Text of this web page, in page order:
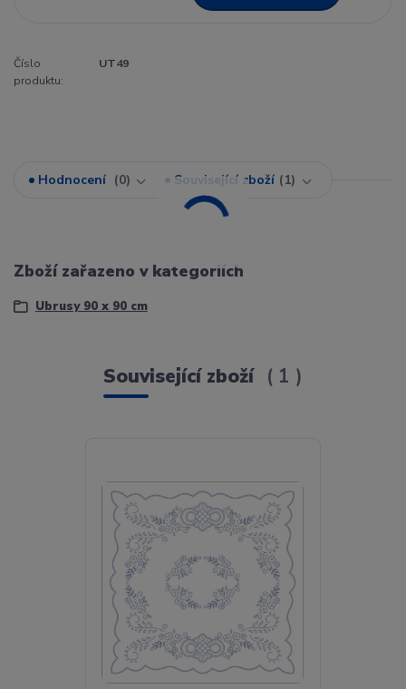
Číslo
produktu:
UT49
Hodnocení 0 Související zboží 1
Zboží zařazeno v kategoriích
Ubrusy 90 x 90 cm
Související zboží 1